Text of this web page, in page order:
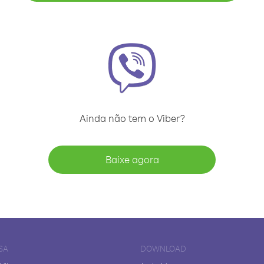
Ainda não tem o Viber?
Baixe agora
DOWNLOAD